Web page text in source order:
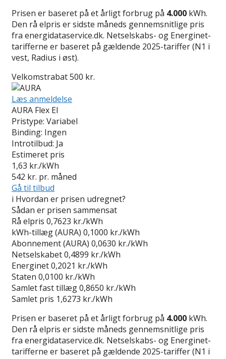
Prisen er baseret på et årligt forbrug på 4.000 kWh.
Den rå elpris er sidste måneds gennemsnitlige pris
fra energidataservice.dk. Netselskabs- og Energinet-
tarifferne er baseret på gældende 2025-tariffer (N1 i
vest, Radius i øst).
Velkomstrabat 500 kr.
Læs anmeldelse
AURA Flex El
Pristype: Variabel
Binding: Ingen
Introtilbud: Ja
Estimeret pris
1,63 kr./kWh
542 kr. pr. måned
Gå til tilbud
i Hvordan er prisen udregnet?
Sådan er prisen sammensat
Rå elpris 0,7623 kr./kWh
kWh-tillæg (AURA) 0,1000 kr./kWh
Abonnement (AURA) 0,0630 kr./kWh
Netselskabet0,4899 kr./kWh
Energinet0,2021 kr./kWh
Staten 0,0100 kr./kWh
Samlet fast tillæg0,8650 kr./kWh
Samlet pris 1,6273 kr./kWh
Prisen er baseret på et årligt forbrug på 4.000 kWh.
Den rå elpris er sidste måneds gennemsnitlige pris
fra energidataservice.dk. Netselskabs- og Energinet-
tarifferne er baseret på gældende 2025-tariffer (N1 i